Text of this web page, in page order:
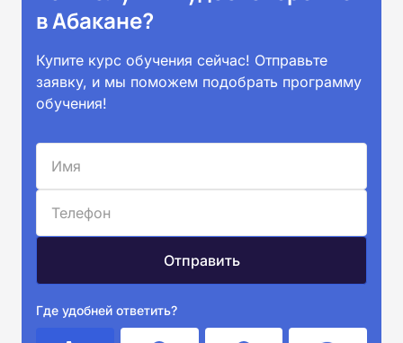
в Абакане?
Купите курс обучения сейчас! Отправьте
заявку, и мы поможем подобрать программу
обучения!
Где удобней ответить?